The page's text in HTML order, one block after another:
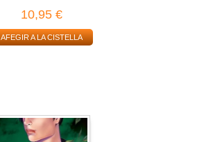
10,95 €
AFEGIR A LA CISTELLA